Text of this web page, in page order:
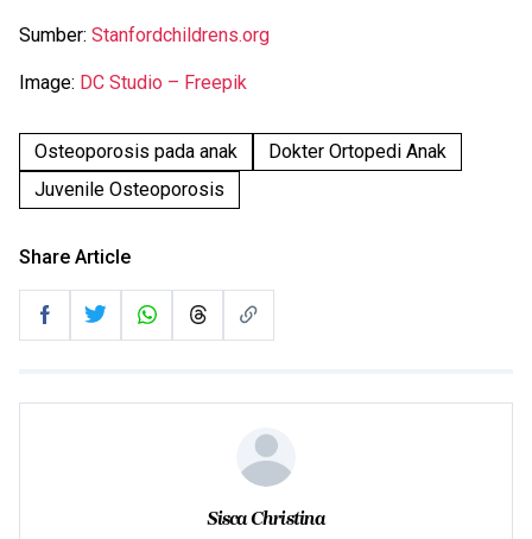
Sumber: Stanfordchildrens.org
Image: DC Studio – Freepik
Osteoporosis pada anak
Dokter Ortopedi Anak
Juvenile Osteoporosis
Share Article
Sisca Christina